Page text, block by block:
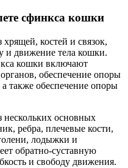
сфинкса кошки
костей и связок,
и движение тела кошки.
кошки включают
обеспечение опоры
также обеспечение опоры
нескольких основных
ребра, плечевые кости,
лодыжки и
обратно-суставную
и свободу движения.